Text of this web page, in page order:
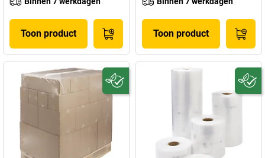
Toon product Toon product